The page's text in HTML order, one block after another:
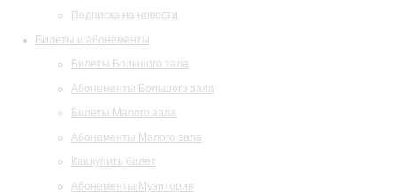
Подписка на новости
Билеты и абонементы
Билеты Большого зала
Абонементы Большого зала
Билеты Малого зала
Абонементы Малого зала
Как купить билет
Абонементы Музитория